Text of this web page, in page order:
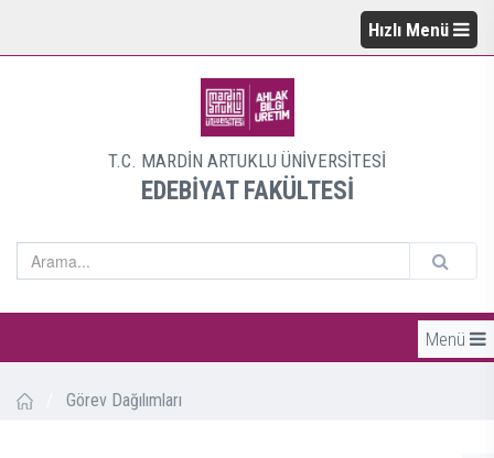
Hızlı Menü
T.C. MARDİN ARTUKLU ÜNİVERSİTESİ
EDEBİYAT FAKÜLTESİ
Menü
Görev Dağılımları